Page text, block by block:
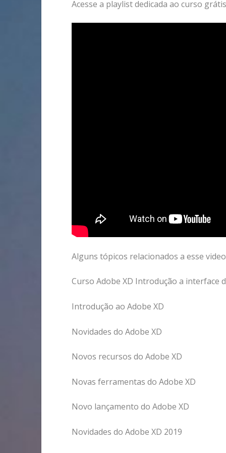
Acesse a playlist dedicada ao curso
Alguns tópicos relacionados a esse
Curso Adobe XD Introdução a interface
Introdução ao Adobe XD
Novidades do Adobe XD
Novos recursos do Adobe XD
Novas ferramentas do Adobe XD
Novo lançamento do Adobe XD
Novidades do Adobe XD 2019